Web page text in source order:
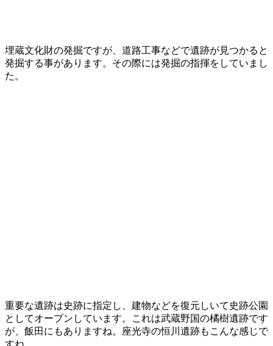
埋蔵文化財の発掘ですが、道路工事などで遺跡が見つかると
発掘する事があります。その際には発掘の指揮をしていまし
た。
重要な遺跡は史跡に指定し、建物などを復元しいて史跡公園
としてオープンしています。これは武蔵野国の橘樹遺跡です
が、飯田にもありますね。座光寺の恒川遺跡もこんな感じで
すね。